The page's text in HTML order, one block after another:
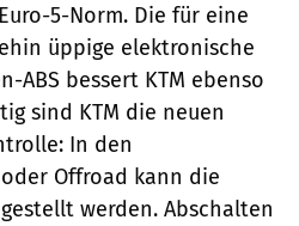
5-Norm. Die für eine
üppige elektronische
ABS bessert KTM ebenso
sind KTM die neuen
In den
Offroad kann die
werden. Abschalten